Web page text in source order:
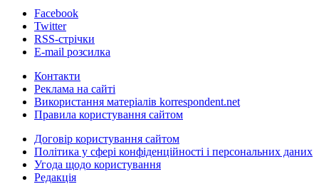
Facebook
Twitter
RSS-стрічки
E-mail розсилка
Контакти
Реклама на сайті
Використання матеріалів korrespondent.net
Правила користування сайтом
Договір користування сайтом
Політика у сфері конфіденційності і персональних даних
Угода щодо користування
Редакція